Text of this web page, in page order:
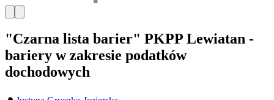
"Czarna lista barier" PKPP Lewiatan -
bariery w zakresie podatków
dochodowych